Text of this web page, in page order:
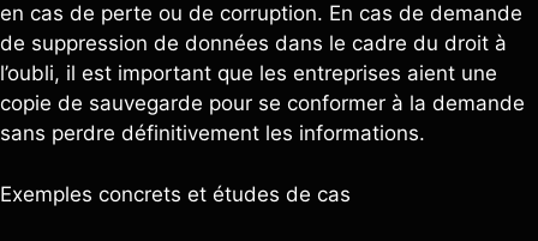
en cas de perte ou de corruption. En cas de demande
de suppression de données dans le cadre du droit à
l’oubli, il est important que les entreprises aient une
copie de sauvegarde pour se conformer à la demande
sans perdre définitivement les informations.
Exemples concrets et études de cas